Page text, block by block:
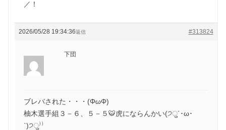
／！
2026/05/28 19:34:36 #313824
返信
下団
ブレバされた・・・(ΦωΦ)
柚木選手組３－６、５－５🐯虎にならんかい(੭ु´･ω･
`)੭ु⁾⁾